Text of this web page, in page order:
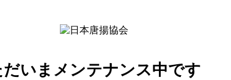
だいまメンテナンス中です